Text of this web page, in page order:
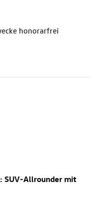
honorarfrei
SUV-Allrounder mit